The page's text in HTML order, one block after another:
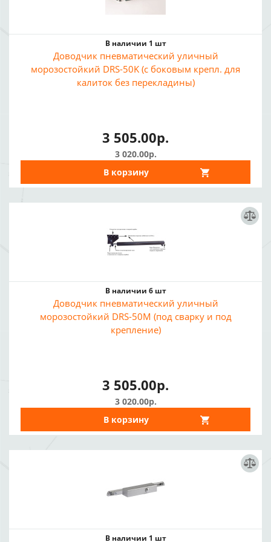
В наличии 1 шт
Доводчик пневматический уличный
морозостойкий DRS-50K (с боковым крепл. для
калиток без перекладины)
3 505.00р.
3 020.00р.
В корзину
В наличии 6 шт
Доводчик пневматический уличный
морозостойкий DRS-50M (под сварку и под
крепление)
3 505.00р.
3 020.00р.
В корзину
В наличии 1 шт